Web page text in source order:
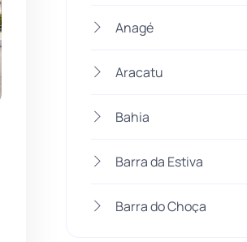
Anagé
Aracatu
Bahia
Barra da Estiva
Barra do Choça